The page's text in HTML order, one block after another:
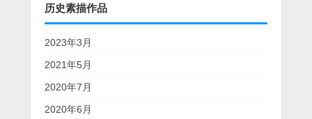
历史素描作品
2023年3月
2021年5月
2020年7月
2020年6月